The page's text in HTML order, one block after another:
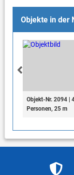
Objekte in der
Objekt-Nr. 2094 |
Personen, 25 m